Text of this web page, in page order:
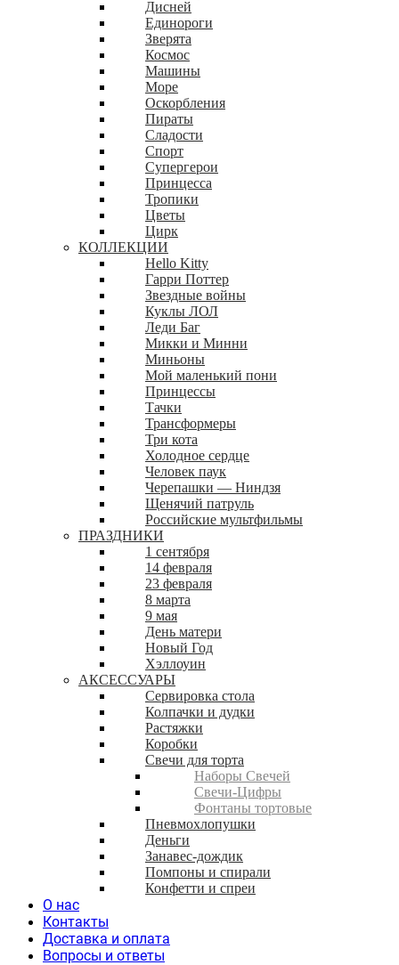
Дисней
Единороги
Зверята
Космос
Машины
Море
Оскорбления
Пираты
Сладости
Спорт
Супергерои
Принцесса
Тропики
Цветы
Цирк
КОЛЛЕКЦИИ
Hello Kitty
Гарри Поттер
Звездные войны
Куклы ЛОЛ
Леди Баг
Микки и Минни
Миньоны
Мой маленький пони
Принцессы
Тачки
Трансформеры
Три кота
Холодное сердце
Человек паук
Черепашки — Ниндзя
Щенячий патруль
Российские мультфильмы
ПРАЗДНИКИ
1 сентября
14 февраля
23 февраля
8 марта
9 мая
День матери
Новый Год
Хэллоуин
АКСЕССУАРЫ
Сервировка стола
Колпачки и дудки
Растяжки
Коробки
Свечи для торта
Наборы Свечей
Свечи-Цифры
Фонтаны тортовые
Пневмохлопушки
Деньги
Занавес-дождик
Помпоны и спирали
Конфетти и спреи
О нас
Контакты
Доставка и оплата
Вопросы и ответы